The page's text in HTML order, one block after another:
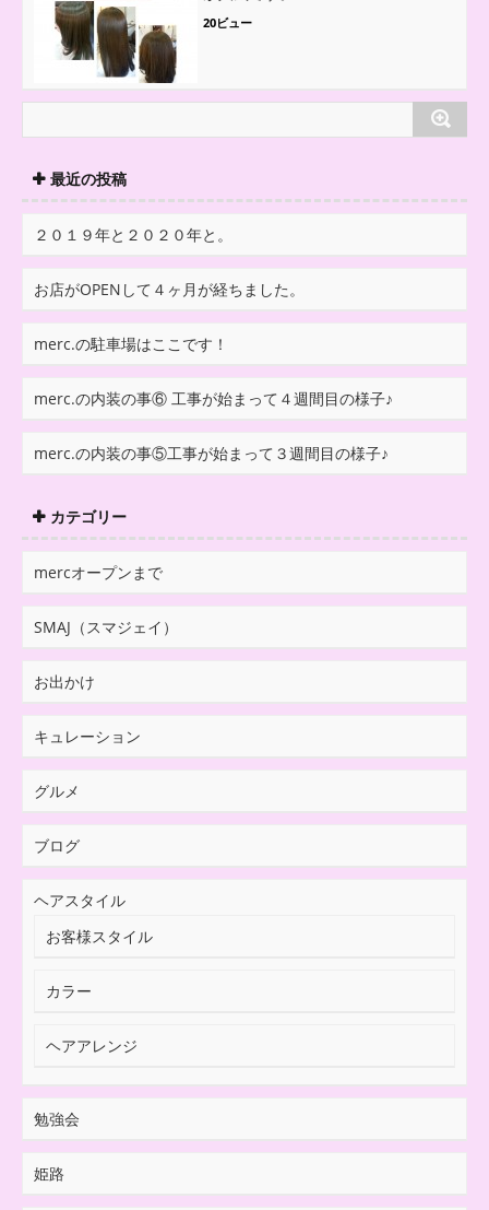
20ビュー
最近の投稿
２０１９年と２０２０年と。
お店がOPENして４ヶ月が経ちました。
merc.の駐車場はここです！
merc.の内装の事⑥ 工事が始まって４週間目の様子♪
merc.の内装の事⑤工事が始まって３週間目の様子♪
カテゴリー
mercオープンまで
SMAJ（スマジェイ）
お出かけ
キュレーション
グルメ
ブログ
ヘアスタイル
お客様スタイル
カラー
ヘアアレンジ
勉強会
姫路